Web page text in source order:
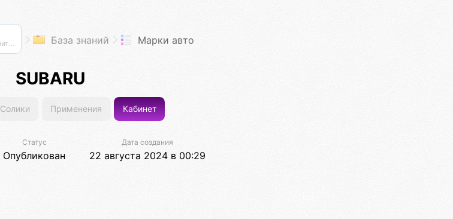
Нексус автолюбителей База знаний Марки авто
SUBARU
Солики Применения Кабинет
Статус
Опубликован
Дата создания
22 августа 2024 в 00:29